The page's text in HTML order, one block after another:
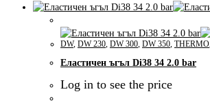
DW, DW 230 DW 300 DW 350 THERMO
Еластичен ъгъл Di38 34 2.0 bar
Log in to see the price